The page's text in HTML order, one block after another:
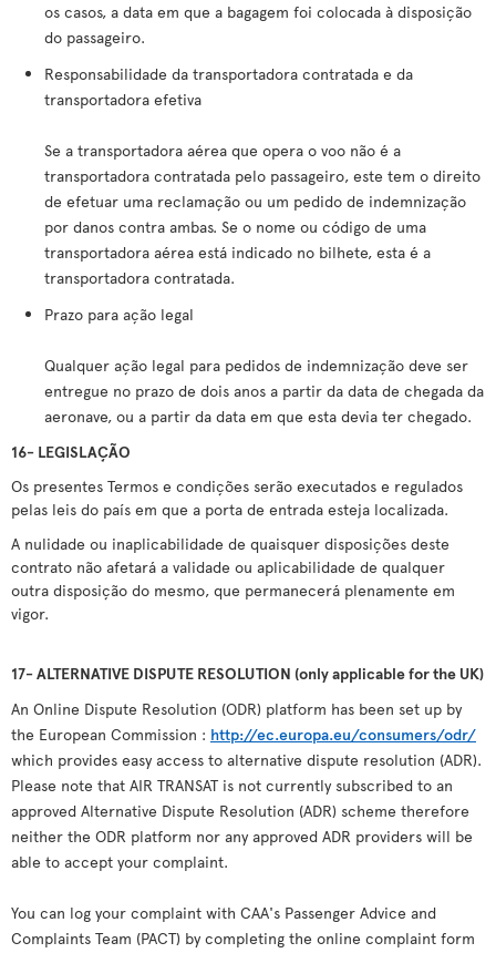
os casos, a data em que a bagagem foi colocada à disposição
do passageiro.
Responsabilidade da transportadora contratada e da
transportadora efetiva
Se a transportadora aérea que opera o voo não é a
transportadora contratada pelo passageiro, este tem o direito
de efetuar uma reclamação ou um pedido de indemnização
por danos contra ambas. Se o nome ou código de uma
transportadora aérea está indicado no bilhete, esta é a
transportadora contratada.
Prazo para ação legal
Qualquer ação legal para pedidos de indemnização deve ser
entregue no prazo de dois anos a partir da data de chegada da
aeronave, ou a partir da data em que esta devia ter chegado.
16- LEGISLAÇÃO
Os presentes Termos e condições serão executados e regulados
pelas leis do país em que a porta de entrada esteja localizada.
A nulidade ou inaplicabilidade de quaisquer disposições deste
contrato não afetará a validade ou aplicabilidade de qualquer
outra disposição do mesmo, que permanecerá plenamente em
vigor.
17- ALTERNATIVE DISPUTE RESOLUTION (only applicable for the UK)
An Online Dispute Resolution (ODR) platform has been set up by
the European Commission : http://ec.europa.eu/consumers/odr/
which provides easy access to alternative dispute resolution (ADR).
Please note that AIR TRANSAT is not currently subscribed to an
approved Alternative Dispute Resolution (ADR) scheme therefore
neither the ODR platform nor any approved ADR providers will be
able to accept your complaint.
You can log your complaint with CAA's Passenger Advice and
Complaints Team (PACT) by completing the online complaint form